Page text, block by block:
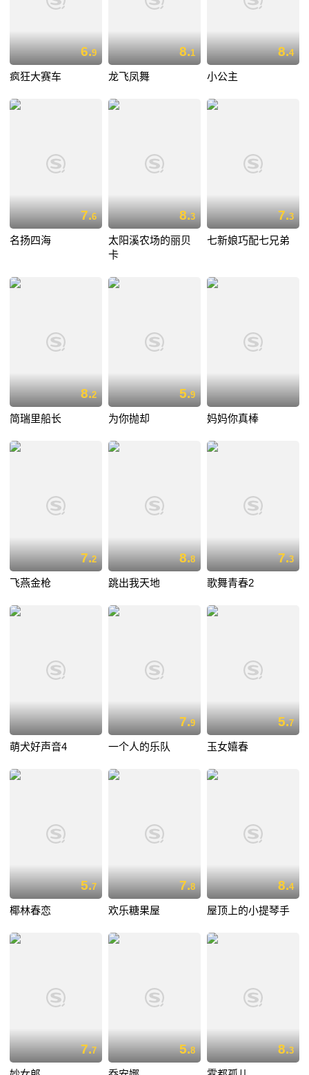
6.9
疯狂大赛车
8.1
龙飞凤舞
8.4
小公主
7.6
名扬四海
8.3
太阳溪农场的丽贝
卡
7.3
七新娘巧配七兄弟
8.2
简瑞里船长
5.9
为你抛却 妈妈你真棒
7.2
飞燕金枪
8.8
跳出我天地
7.3
歌舞青春2
萌犬好声音4
7.9
一个人的乐队
5.7
玉女嬉春
5.7
椰林春恋
7.8
欢乐糖果屋
8.4
屋顶上的小提琴手
7.7 5.8 8.3